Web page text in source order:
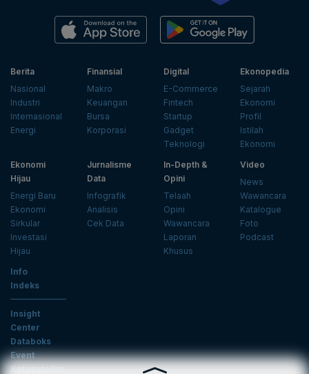
Berita
Nasional
Industri
Internasional
Energi
Finansial
Makro
Keuangan
Bursa
Korporasi
Digital
E-Commerce
Fintech
Startup
Gadget
Teknologi
Ekonopedia
Sejarah
Ekonomi
Profil
Istilah
Ekonomi
Ekonomi
Hijau
Energi Baru
Ekonomi
Sirkular
Investasi
Hijau
Jurnalisme
Data
Infografik
Analisis
Cek Data
In-Depth &
Opini
Telaah
Opini
Wawancara
Laporan
Khusus
Video
News
Wawancara
Katalogue
Foto
Podcast
Info
Indeks
Insight
Center
Databoks
Event
KatadataOto